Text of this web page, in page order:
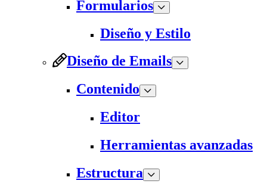
Formularios
Diseño y Estilo
Diseño de Emails
Contenido
Editor
Herramientas avanzadas
Estructura